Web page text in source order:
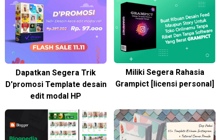
Dapatkan Segera Trik
D'promosi Template desain
edit modal HP
Miliki Segera Rahasia
Grampict [licensi personal]